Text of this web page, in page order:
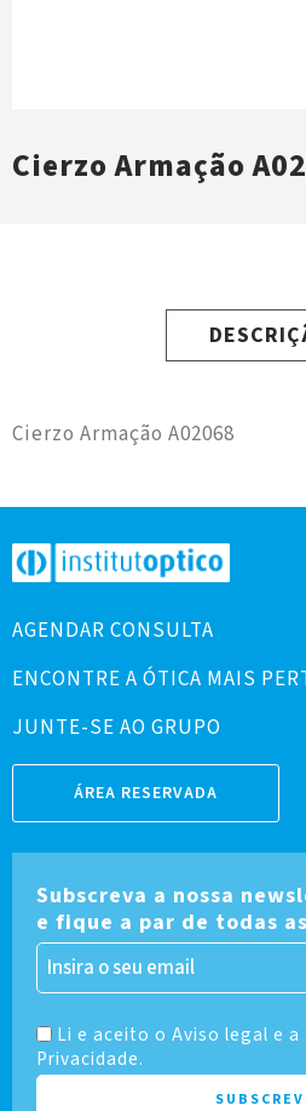
Cierzo Armação
Cierzo Armação A02068
AGENDAR CONSULTA
ENCONTRE A ÓTICA MAIS
JUNTE-SE AO GRUPO
ÁREA RESERVADA
Subscreva a nossa
e fique a par de todas
Li e aceito o Aviso legal e
Privacidade.